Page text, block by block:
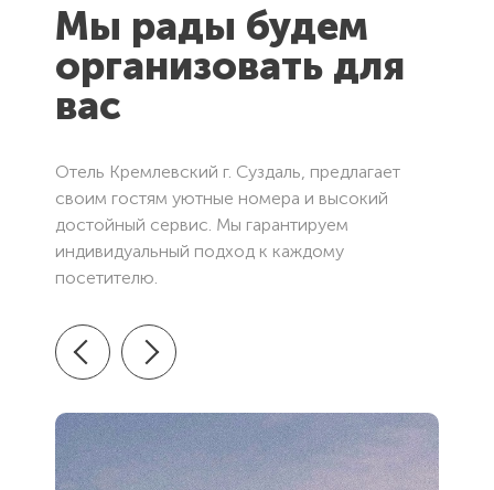
Мы рады будем
организовать для
вас
Отель Кремлевский г. Суздаль, предлагает
своим гостям уютные номера и высокий
достойный сервис. Мы гарантируем
индивидуальный подход к каждому
посетителю.